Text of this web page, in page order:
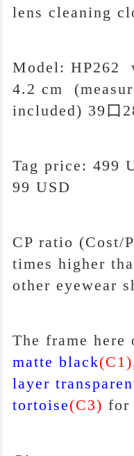
lens cleaning
Model:
4.2 cm
included) 39口
Tag price: 499
99 USD
CP ratio (Cost/
times higher
other eyewear
The frame
matte black(C1)
layer
tortoise(C3) for